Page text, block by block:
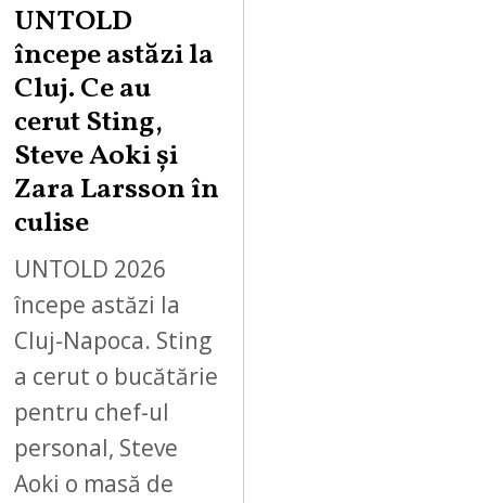
UNTOLD
începe astăzi la
Cluj. Ce au
cerut Sting,
Steve Aoki și
Zara Larsson în
culise
UNTOLD 2026
începe astăzi la
Cluj-Napoca. Sting
a cerut o bucătărie
pentru chef-ul
personal, Steve
Aoki o masă de